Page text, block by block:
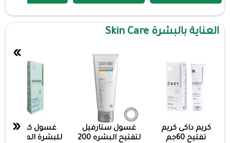
العناية بالبشرة Skin Care
كريم داكى كريم
تفتيح 60جم
غسول ستارفيل
لتفتيح البشره 200
غسول كولانوج
للبشرة المختلطة
»
«